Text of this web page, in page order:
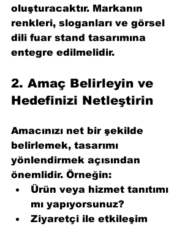
oluşturacaktır. Markanın
renkleri, sloganları ve görsel
dili fuar stand tasarımına
entegre edilmelidir.
2. Amaç Belirleyin ve
Hedefinizi Netleştirin
Amacınızı net bir şekilde
belirlemek, tasarımı
yönlendirmek açısından
önemlidir. Örneğin:
Ürün veya hizmet tanıtımı
mı yapıyorsunuz?
Ziyaretçi ile etkileşim